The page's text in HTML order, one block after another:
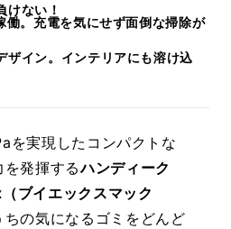
けない！
。充電を気にせず面倒な掃除が
ザイン。インテリアにも溶け込
を実現したコンパクトな
を発揮するハンディーク
ブイエックスマック
ちの気になるゴミをどんど